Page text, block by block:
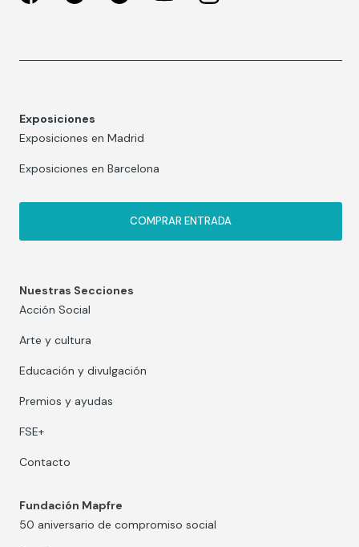
Exposiciones
Exposiciones en Madrid
Exposiciones en Barcelona
COMPRAR ENTRADA
Nuestras Secciones
Acción Social
Arte y cultura
Educación y divulgación
Premios y ayudas
FSE+
Contacto
Fundación Mapfre
50 aniversario de compromiso social